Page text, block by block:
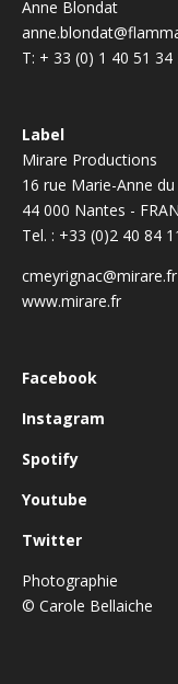
Anne Blondat
T: + 33 (0) 1 40 51 34
Label
Mirare Productions
16 rue Marie-Anne
44 000 Nantes -
Tel. : +33 (0)2 40 84
cmeyrignac@mirare.fr
www.mirare.fr
Facebook
Instagram
Spotify
Youtube
Twitter
Photographie
© Carole Bellaiche